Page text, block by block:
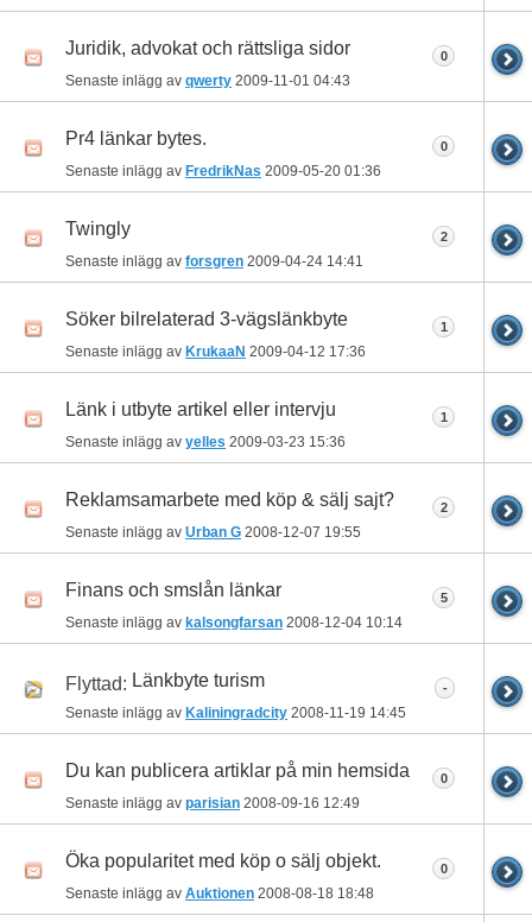
Juridik, advokat och rättsliga sidor
Senaste inlägg av qwerty 2009-11-01 04:43
0
Pr4 länkar bytes.
Senaste inlägg av FredrikNas 2009-05-20 01:36
0
Twingly
Senaste inlägg av forsgren 2009-04-24 14:41
2
Söker bilrelaterad 3-vägslänkbyte
Senaste inlägg av KrukaaN 2009-04-12 17:36
1
Länk i utbyte artikel eller intervju
Senaste inlägg av yelles 2009-03-23 15:36
1
Reklamsamarbete med köp & sälj sajt?
Senaste inlägg av Urban G 2008-12-07 19:55
2
Finans och smslån länkar
Senaste inlägg av kalsongfarsan 2008-12-04 10:14
5
Flyttad: Länkbyte turism
Senaste inlägg av Kaliningradcity 2008-11-19 14:45
-
Du kan publicera artiklar på min hemsida
Senaste inlägg av parisian 2008-09-16 12:49
0
Öka popularitet med köp o sälj objekt.
Senaste inlägg av Auktionen 2008-08-18 18:48
0